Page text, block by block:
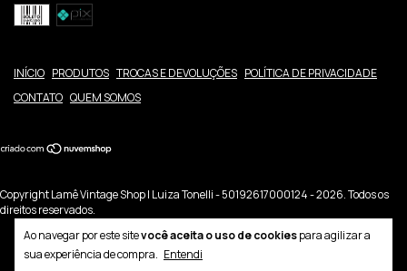
Ao navegar por este sitevocê aceita o uso de cookiespara agilizar a
sua experiência de compra. Entendi
INÍCIO PRODUTOS TROCAS E DEVOLUÇÕES POLÍTICA DE PRIVACIDADE
CONTATO QUEM SOMOS
Copyright Lamê Vintage Shop | Luiza Tonelli - 50192617000124 - 2026. Todos os
direitos reservados.